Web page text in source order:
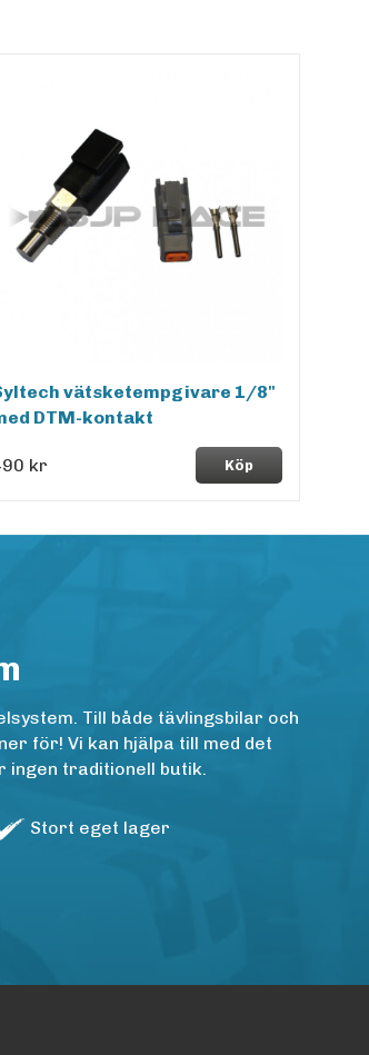
vätsketempgivare 1/8"
DTM-kontakt
kr Köp
Till både tävlingsbilar och
för! Vi kan hjälpa till med det
traditionell butik.
Stort eget lager